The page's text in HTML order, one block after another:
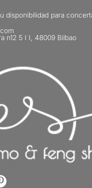
disponibilidad para
n12 5 I I, 48009 Bilbao